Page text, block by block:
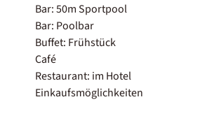
Bar: 50m Sportpool
Bar: Poolbar
Buffet: Frühstück
Café
Restaurant: im Hotel
Einkaufsmöglichkeiten